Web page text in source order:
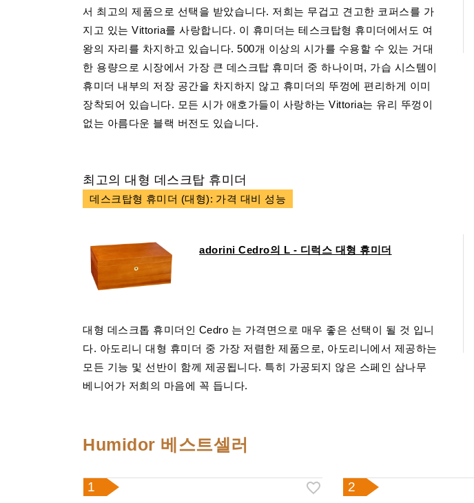
서 최고의 제품으로 선택을 받았습니다. 저희는 무겁고 견고한 코퍼스를 가
지고 있는 Vittoria를 사랑합니다. 이 휴미더는 테스크탑형 휴미더에서도 여
왕의 자리를 차지하고 있습니다. 500개 이상의 시가를 수용할 수 있는 거대
한 용량으로 시장에서 가장 큰 데스크탑 휴미더 중 하나이며, 가습 시스템이
휴미더 내부의 저장 공간을 차지하지 않고 휴미더의 뚜껑에 편리하게 이미
장착되어 있습니다. 모든 시가 애호가들이 사랑하는 Vittoria는 유리 뚜껑이
없는 아름다운 블랙 버전도 있습니다.
최고의 대형 데스크탑 휴미더
데스크탑형 휴미더 (대형): 가격 대비 성능
adorini Cedro의 L - 디럭스 대형 휴미더
대형 데스크톱 휴미더인 Cedro 는 가격면으로 매우 좋은 선택이 될 것 입니
다. 아도리니 대형 휴미더 중 가장 저렴한 제품으로, 아도리니에서 제공하는
모든 기능 및 선반이 함께 제공됩니다. 특히 가공되지 않은 스페인 삼나무
베니어가 저희의 마음에 꼭 듭니다.
Humidor 베스트셀러
1 2